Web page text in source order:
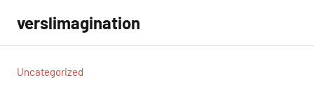
contenu
verslimagination
Uncategorized